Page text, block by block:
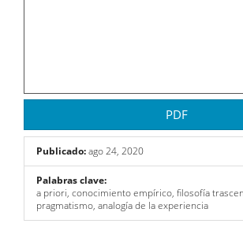
PDF
Publicado:ago 24, 2020
Palabras clave:
a priori, conocimiento empírico, filosofía
pragmatismo, analogía de la experiencia